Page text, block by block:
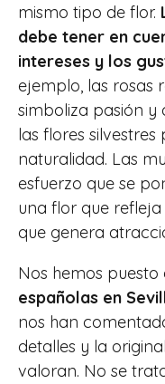
mismo tipo de flor.
debe tener en
intereses y los
ejemplo, las rosas
simboliza pasión
las flores
naturalidad. Las
esfuerzo que se
una flor que
que genera
Nos hemos
españolas en
nos han
detalles y la
valoran. No se